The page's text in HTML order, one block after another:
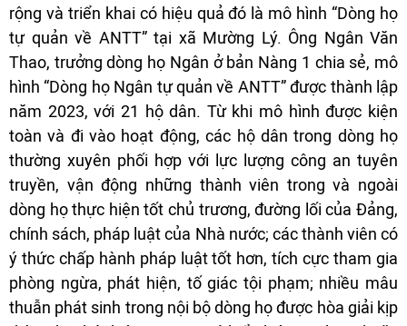
rộng và triển khai có hiệu quả đó là mô hình “Dòng họ
tự quản về ANTT” tại xã Mường Lý. Ông Ngân Văn
Thao, trưởng dòng họ Ngân ở bản Nàng 1 chia sẻ, mô
hình “Dòng họ Ngân tự quản về ANTT” được thành lập
năm 2023, với 21 hộ dân. Từ khi mô hình được kiện
toàn và đi vào hoạt động, các hộ dân trong dòng họ
thường xuyên phối hợp với lực lượng công an tuyên
truyền, vận động những thành viên trong và ngoài
dòng họ thực hiện tốt chủ trương, đường lối của Đảng,
chính sách, pháp luật của Nhà nước; các thành viên có
ý thức chấp hành pháp luật tốt hơn, tích cực tham gia
phòng ngừa, phát hiện, tố giác tội phạm; nhiều mâu
thuẫn phát sinh trong nội bộ dòng họ được hòa giải kịp